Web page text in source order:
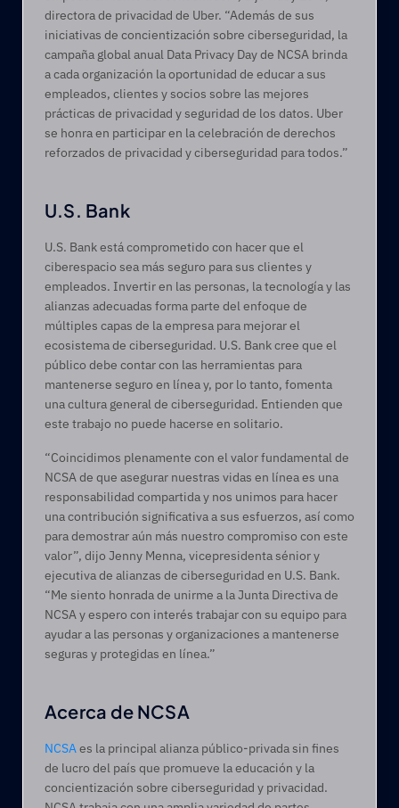
directora de privacidad de Uber. “Además de sus
iniciativas de concientización sobre ciberseguridad, la
campaña global anual Data Privacy Day de NCSA brinda
a cada organización la oportunidad de educar a sus
empleados, clientes y socios sobre las mejores
prácticas de privacidad y seguridad de los datos. Uber
se honra en participar en la celebración de derechos
reforzados de privacidad y ciberseguridad para todos.”
U.S. Bank
U.S. Bank está comprometido con hacer que el
ciberespacio sea más seguro para sus clientes y
empleados. Invertir en las personas, la tecnología y las
alianzas adecuadas forma parte del enfoque de
múltiples capas de la empresa para mejorar el
ecosistema de ciberseguridad. U.S. Bank cree que el
público debe contar con las herramientas para
mantenerse seguro en línea y, por lo tanto, fomenta
una cultura general de ciberseguridad. Entienden que
este trabajo no puede hacerse en solitario.
“Coincidimos plenamente con el valor fundamental de
NCSA de que asegurar nuestras vidas en línea es una
responsabilidad compartida y nos unimos para hacer
una contribución significativa a sus esfuerzos, así como
para demostrar aún más nuestro compromiso con este
valor”, dijo Jenny Menna, vicepresidenta sénior y
ejecutiva de alianzas de ciberseguridad en U.S. Bank.
“Me siento honrada de unirme a la Junta Directiva de
NCSA y espero con interés trabajar con su equipo para
ayudar a las personas y organizaciones a mantenerse
seguras y protegidas en línea.”
Acerca de NCSA
NCSA es la principal alianza público-privada sin fines
de lucro del país que promueve la educación y la
concientización sobre ciberseguridad y privacidad.